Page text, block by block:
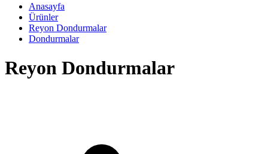
Anasayfa
Ürünler
Reyon Dondurmalar
Dondurmalar
Reyon Dondurmalar